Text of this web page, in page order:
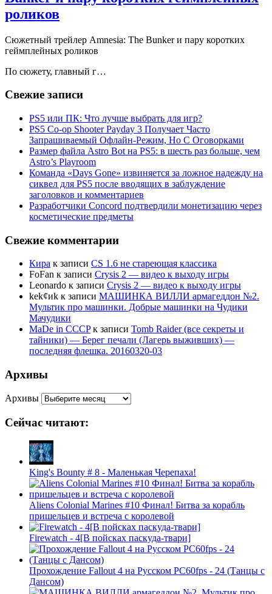
роликов
Сюжетный трейлер Amnesia: The Bunker и пару коротких
геймплейных роликов
По сюжету, главный г…
Свежие записи
PS5 или ПК: Что лучше выбрать для игр?
PS5 Co-op Shooter Payday 3 Получает Часто
Запрашиваемый Офлайн-Режим, Но С Оговорками
Размер файла Astro Bot на PS5: в шесть раз больше, чем
Astro’s Playroom
Команда «Days Gone» извиняется за ложное надежду на
сиквел для PS5 после вводящих в заблуждение
заголовков и комментариев
Разработчики Concord подтвердили монетизацию через
косметические предметы
Свежие комментарии
Кира к записи CS 1.6 не стареющая классика
FoFan к записи Crysis 2 — видео к выходу игры
Leonardo к записи Crysis 2 — видео к выходу игры
kek¢иk к записи МАШИНКА ВИЛЛИ армагеддон №2.
Мультик про машинки. Добрые машинки на Чудики
Мачудики
MaDe in CCCPк записи Tomb Raider (все секреты и
тайники) — Берег печали (Лагерь выживших) —
последняя флешка. 20160320-03
Архивы
Архивы
Сейчас читают:
King's Bounty # 8 - Маленькая Черепаха!
Aliens Colonial Marines #10 Финал! Битва за корабль
пришельцев и встреча с королевой
Firewatch - 4[В пойсках паскуда-твари]
Прохождение Fallout 4 на Русском PС60fps - 24 (Танцы с
Дансом)